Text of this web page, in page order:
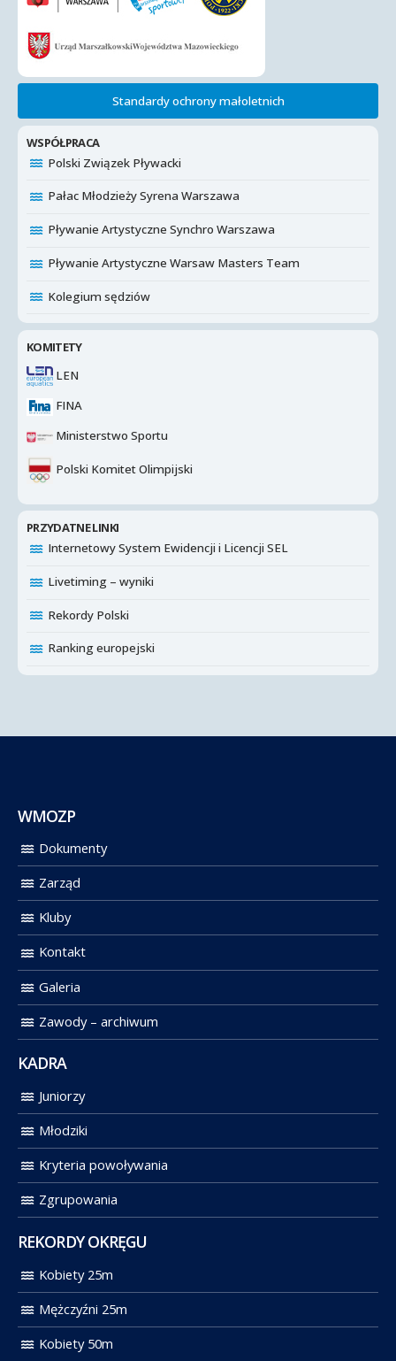
Standardy ochrony małoletnich
WSPÓŁPRACA
Polski Związek Pływacki
Pałac Młodzieży Syrena Warszawa
Pływanie Artystyczne Synchro Warszawa
Pływanie Artystyczne Warsaw Masters Team
Kolegium sędziów
KOMITETY
LEN
FINA
Ministerstwo Sportu
Polski Komitet Olimpijski
PRZYDATNE LINKI
Internetowy System Ewidencji i Licencji SEL
Livetiming – wyniki
Rekordy Polski
Ranking europejski
WMOZP
Dokumenty
Zarząd
Kluby
Kontakt
Galeria
Zawody – archiwum
KADRA
Juniorzy
Młodziki
Kryteria powoływania
Zgrupowania
REKORDY OKRĘGU
Kobiety 25m
Mężczyźni 25m
Kobiety 50m